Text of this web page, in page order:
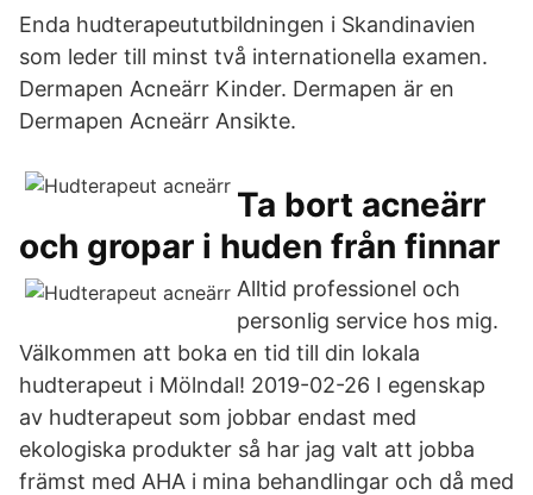
Enda hudterapeututbildningen i Skandinavien
som leder till minst två internationella examen.
Dermapen Acneärr Kinder. Dermapen är en
Dermapen Acneärr Ansikte.
Ta bort acneärr
och gropar i huden från finnar
Alltid professionel och
personlig service hos mig.
Välkommen att boka en tid till din lokala
hudterapeut i Mölndal! 2019-02-26 I egenskap
av hudterapeut som jobbar endast med
ekologiska produkter så har jag valt att jobba
främst med AHA i mina behandlingar och då med